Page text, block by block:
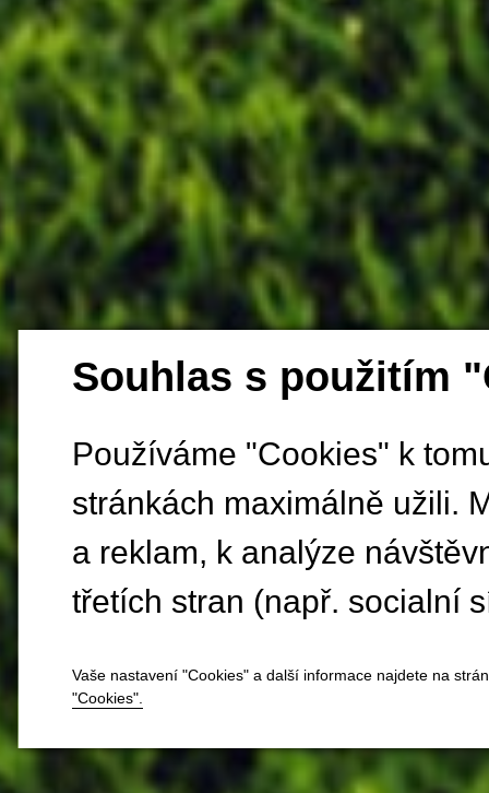
Souhlas s použitím
Používáme "Cookies" k
stránkách maximálně užili.
a reklam, k analýze
třetích stran (např. socialní
Vaše nastavení "Cookies" a další informace najdete na
"Cookies".